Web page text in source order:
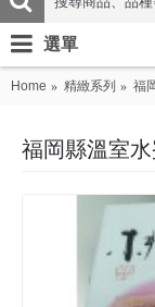
選單
Home 精緻系列 福
福岡縣溫室